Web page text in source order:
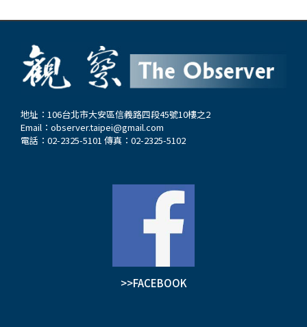
地址：106台北市大安區信義路四段45號10樓之2
Email： observer.taipei@gmail.com
電話：02-2325-5101 傳真：02-2325-5102
>>FACEBOOK